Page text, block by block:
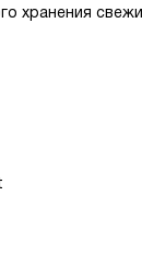
хранения